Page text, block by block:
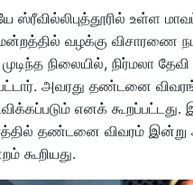
ஸ்ரீவில்லிபுத்தூரில் உள்ள
வழக்கு விசாரணை
நிலையில், நிர்மலா
அவரது தண்டனை
எனக் கூறப்பட்டது.
தண்டனை விவரம் இன்று
கூறியது.